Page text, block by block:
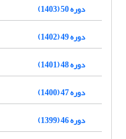
دوره 50 (1403)
دوره 49 (1402)
دوره 48 (1401)
دوره 47 (1400)
دوره 46 (1399)